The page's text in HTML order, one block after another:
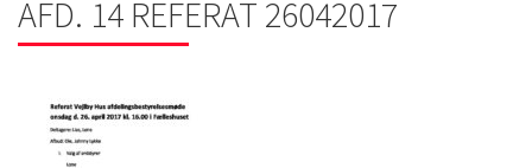
AFD. 14 REFERAT 26042017